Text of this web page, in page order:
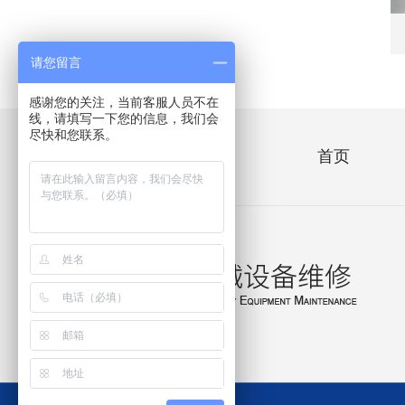
快捷导航 首页
请您留言
感谢您的关注，当前客服人员不在
线，请填写一下您的信息，我们会
尽快和您联系。